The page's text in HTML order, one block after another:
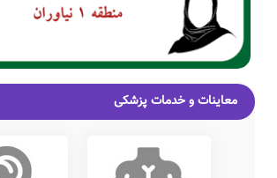
معاینات و خدمات پزشکی